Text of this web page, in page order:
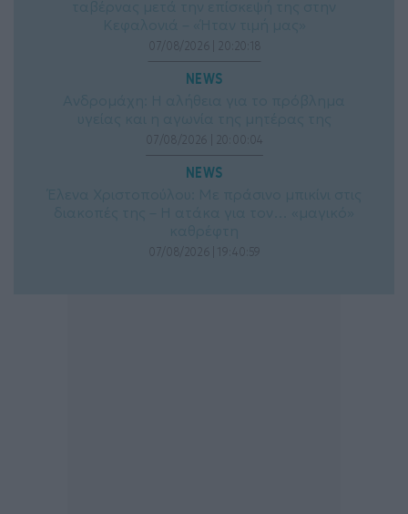
07/08/2026 | 20:20:18
NEWS
07/08/2026 | 20:00:04
NEWS
07/08/2026 | 19:40:59